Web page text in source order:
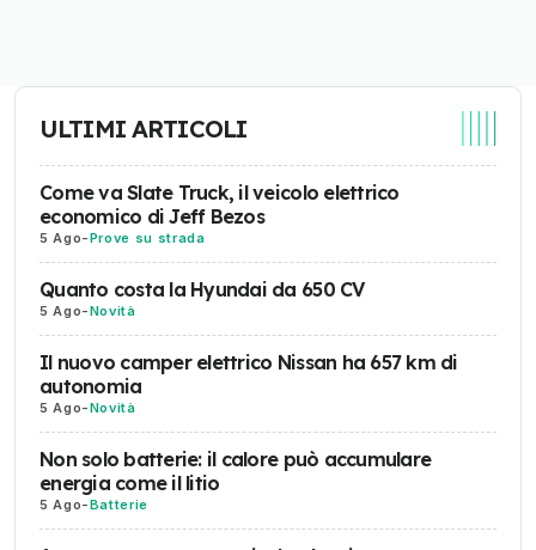
ULTIMI ARTICOLI
Come va Slate Truck, il veicolo elettrico
economico di Jeff Bezos
5 Ago-Prove su strada
Quanto costa la Hyundai da 650 CV
5 Ago-Novità
Il nuovo camper elettrico Nissan ha 657 km di
autonomia
5 Ago-Novità
Non solo batterie: il calore può accumulare
energia come il litio
5 Ago-Batterie